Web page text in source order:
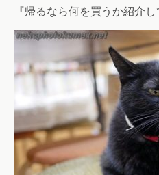
『帰るなら何を買うか紹介